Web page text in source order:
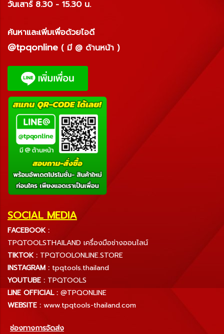
วันเสาร์ 8.30 - 15.30 น.
ค้นหาและเพิ่มเพื่อด้วยไอดี
@tpqonline ( มี @ ด้านหน้า )
SOCIAL MEDIA
FACEBOOK :
TPQTOOLSTHAILAND เครื่องมือช่างออนไลน์
TIKTOK : TPQTOOLONLINE.STORE
INSTAGRAM : tpqtools.thailand
YOUTUBE : TPQTOOLS
LINE OFFICIAL : @TPQONLINE
WEBSITE : www.tpqtools-thailand.com
ช่องทางการจัดส่ง